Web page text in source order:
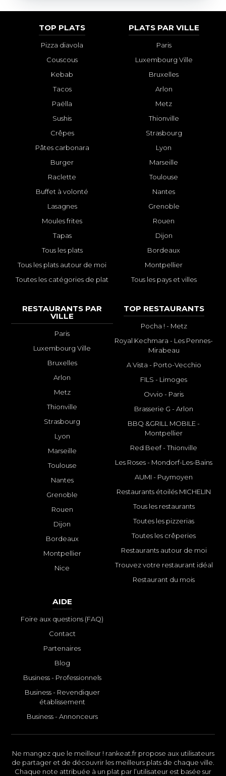
TOP PLATS
Pizza diavola
Couscous
Kebab
Tacos
Paëlla
Sushis
Crêpes
Pâtes carbonara
Burger
Raclette
Buffet à volonté
Lasagnes
Moules frites
Tapas
Tous les plats
Tous les plats autour de moi
Toutes les catégories de plat
PLATS PAR VILLE
Paris
Luxembourg Ville
Bruxelles
Arlon
Metz
Thionville
Strasbourg
Lyon
Marseille
Toulouse
Nantes
Grenoble
Rouen
Dijon
Bordeaux
Montpellier
Tous les pays et villes
RESTAURANTS PAR
VILLE
Paris
Luxembourg Ville
Bruxelles
Arlon
Metz
Thionville
Strasbourg
Lyon
Marseille
Toulouse
Nantes
Grenoble
Rouen
Dijon
Bordeaux
Montpellier
Nice
TOP RESTAURANTS
Pocha ! - Metz
Royal Kechmara - Les Pennes-
Mirabeau
A Vista - Porto-Vecchio
FILS - Limoges
Ovvio - Paris
Brasserie G - Arlon
BBQ &GRILL MOBILE -
Montpellier
Red Beef - Thionville
Les Roses - Mondorf-Les-Bains
AUMI - Puymoyen
Restaurants étoilés MICHELIN
Tous les restaurants
Toutes les pizzerias
Toutes les crêperies
Restaurants autour de moi
Trouvez votre restaurant idéal
Restaurant du mois
AIDE
Foire aux questions (FAQ)
Contact
Partenaires
Blog
Business - Professionnels
Business - Revendiquer
établissement
Business - Annonceurs
Ne mangez que le meilleur ! rankeat.fr propose aux utilisateurs
de partager et de découvrir les meilleurs plats de chaque ville.
Chaque note attribuée à un plat par l’utilisateur est basée sur